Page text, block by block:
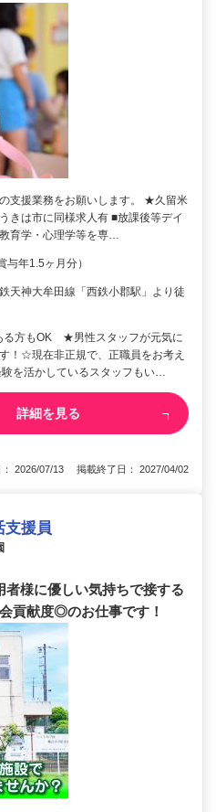
支援業務をお願いします。 ★久留米
きは市に同様求人有 ■放課後等デイ
育学・心理学等を専…
与年1.5ヶ月分）
天神大牟田線「西鉄小郡駅」より徒
る方もOK ★男性スタッフが元気に
！☆現在非正規で、正職員をお考え
を活かしているスタッフもい…
詳細を見る
： 2026/07/13 掲載終了日： 2027/04/02
支援員
者様に優しい気持ちで接する
貢献度◎のお仕事です！